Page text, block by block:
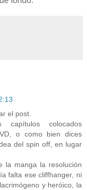
el post.
capítulos colocados
o como bien dices
del spin off, en lugar
la manga la resolución
falta ese cliffhanger, ni
y heróico, la